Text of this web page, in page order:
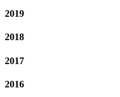
2019
2018
2017
2016